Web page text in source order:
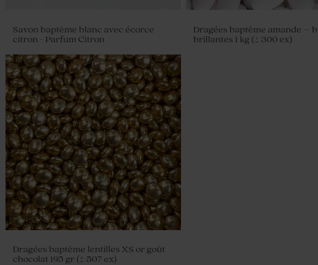
Savon baptême blanc avec écorce
citron - Parfum Citron
Dragées baptême amande –
brillantes 1 kg (± 300 ex)
Dragées baptême lentilles XS or goût
chocolat 195 gr (± 507 ex)